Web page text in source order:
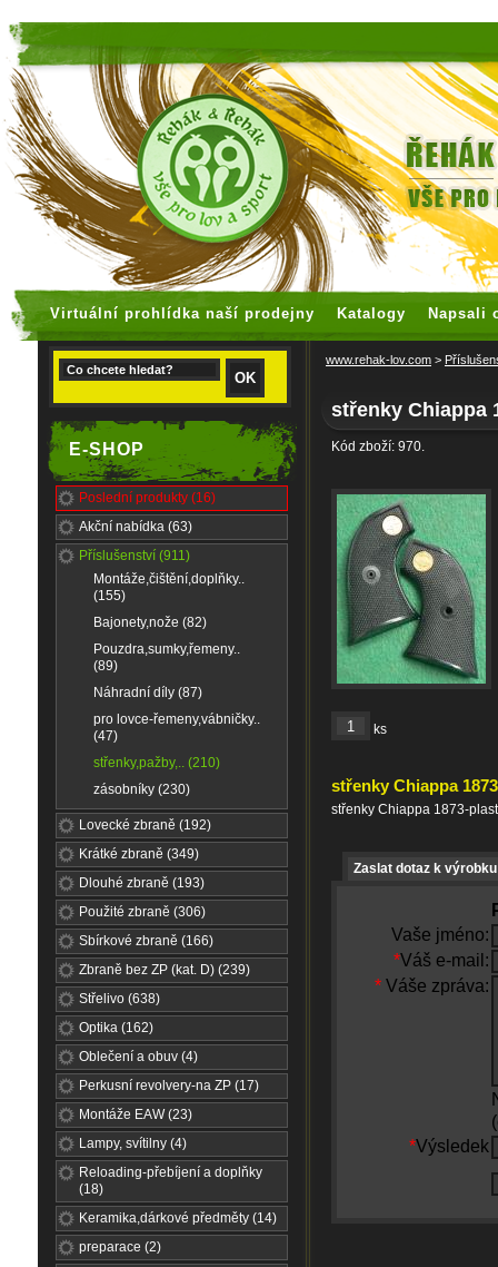
Virtuální prohlídka naší prodejny Katalogy Napsali
E-SHOP
Poslední produkty (16)
Akční nabídka (63)
Příslušenství (911)
Montáže,čištění,doplňky..
(155)
Bajonety,nože (82)
Pouzdra,sumky,řemeny..
(89)
Náhradní díly (87)
pro lovce-řemeny,vábničky..
(47)
střenky,pažby,.. (210)
zásobníky (230)
Lovecké zbraně (192)
Krátké zbraně (349)
Dlouhé zbraně (193)
Použité zbraně (306)
Sbírkové zbraně (166)
Zbraně bez ZP (kat. D) (239)
Střelivo (638)
Optika (162)
Oblečení a obuv (4)
Perkusní revolvery-na ZP (17)
Montáže EAW (23)
Lampy, svítilny (4)
Reloading-přebíjení a doplňky
(18)
Keramika,dárkové předměty (14)
preparace (2)
www.rehak-lov.com >
střenky Chiappa
Kód zboží: 970.
ks
střenky Chiappa
střenky Chiappa 1873-
Zaslat dotaz k výrobku
Vaše jméno:
*Váš e-mail:
* Váše zpráva:
*Výsledek